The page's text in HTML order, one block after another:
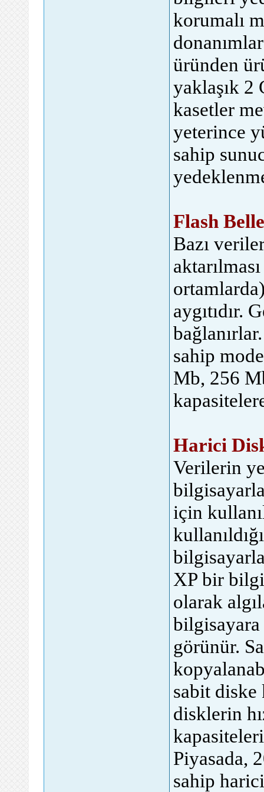
korumalı
üründen
yaklaşık 2
kasetler
yeterince
sahip
Flash
Bazı
aygıtıdır.
sahip
Mb, 256
Harici
Verilerin
için
XP bir
olarak
görünür.
sabit
disklerin
Piyasada,
sahip